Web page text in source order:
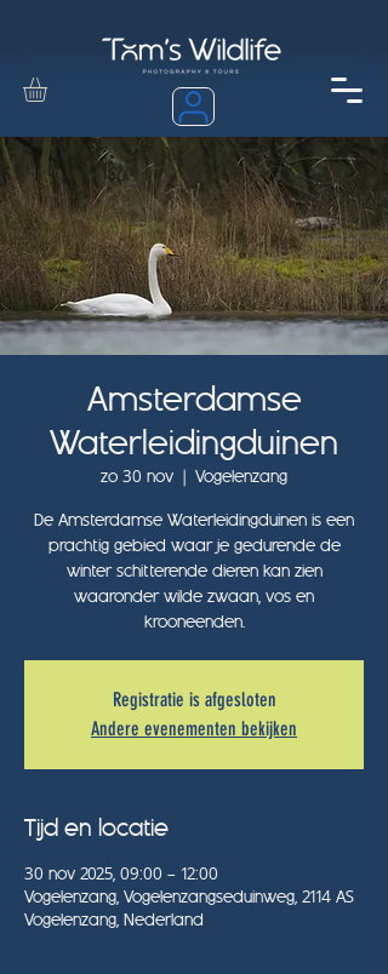
Amsterdamse
Waterleidingduinen
zo 30 nov
  |
Vogelenzang
De Amsterdamse Waterleidingduinen is een
prachtig gebied waar je gedurende de
winter schitterende dieren kan zien
waaronder wilde zwaan, vos en
krooneenden.
Registratie is afgesloten
Andere evenementen bekijken
Tijd en locatie
30 nov 2025, 09:00 – 12:00
Vogelenzang, Vogelenzangseduinweg, 2114 AS
Vogelenzang, Nederland